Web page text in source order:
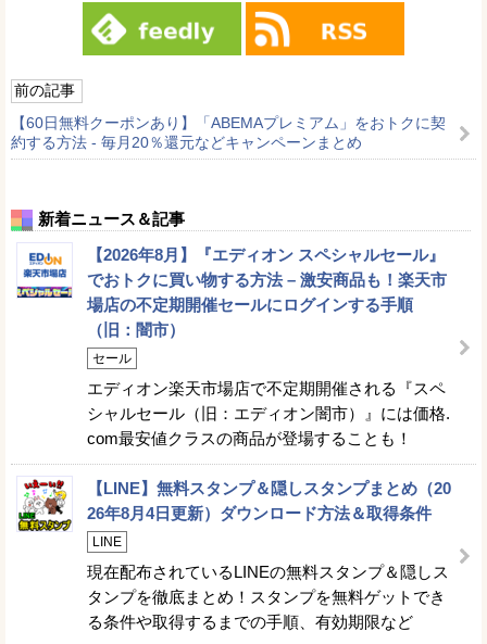
前の記事
【60日無料クーポンあり】「ABEMAプレミアム」をおトクに契
約する方法 - 毎月20％還元などキャンペーンまとめ
新着ニュース＆記事
【2026年8月】『エディオン スペシャルセール』
でおトクに買い物する方法 – 激安商品も！楽天市
場店の不定期開催セールにログインする手順
（旧：闇市）
セール
エディオン楽天市場店で不定期開催される『スペ
シャルセール（旧：エディオン闇市）』には価格.
com最安値クラスの商品が登場することも！
【LINE】無料スタンプ＆隠しスタンプまとめ（20
26年8月4日更新）ダウンロード方法＆取得条件
LINE
現在配布されているLINEの無料スタンプ＆隠しス
タンプを徹底まとめ！スタンプを無料ゲットでき
る条件や取得するまでの手順、有効期限など